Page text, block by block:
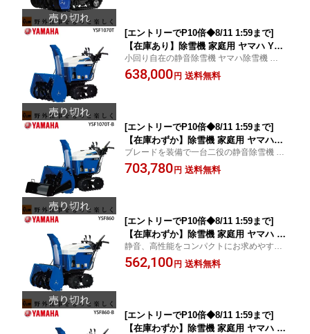
[エントリーでP10倍◆8/11 1:59まで]
【在庫あり】除雪機 家庭用 ヤマハ YSF
1070T 小型 エンジン式 静音モデル イー
ジーターン 除雪幅61.5cm 10馬力 YSF-
小回り自在の静音除雪機 ヤマハ除雪機 正規
取扱店
638,000 円 送料無料
[エントリーでP10倍◆8/11 1:59まで]
【在庫わずか】除雪機 家庭用 ヤマハYS
F1070T-B 小型 エンジン式 静音 イージ
ーターン 除雪幅71.5cm ブレード幅77.5
ブレードを装備で一台二役の静音除雪機 ヤ
マハ除雪機 正規取扱店
703,780 円 送料無料
[エントリーでP10倍◆8/11 1:59まで]
【在庫わずか】除雪機 家庭用 ヤマハ Y
SF860 小型 エンジン式 静音 除雪幅61.5
cm 8馬力 YSF-860 条件付き送料無料
静音、高性能をコンパクトにお求めやすく
ヤマハ除雪機 正規取扱店
562,100 円 送料無料
[エントリーでP10倍◆8/11 1:59まで]
【在庫わずか】除雪機 家庭用 ヤマハ Y